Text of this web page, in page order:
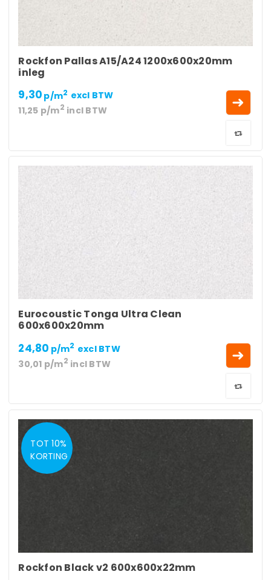
Rockfon Pallas A15/A24 1200x600x20mm
inleg
9,30 p/m2 excl BTW
11,25 p/m2 incl BTW
Eurocoustic Tonga Ultra Clean
600x600x20mm
24,80 p/m2 excl BTW
30,01 p/m2 incl BTW
TOT 10%
KORTING
Rockfon Black v2 600x600x22mm